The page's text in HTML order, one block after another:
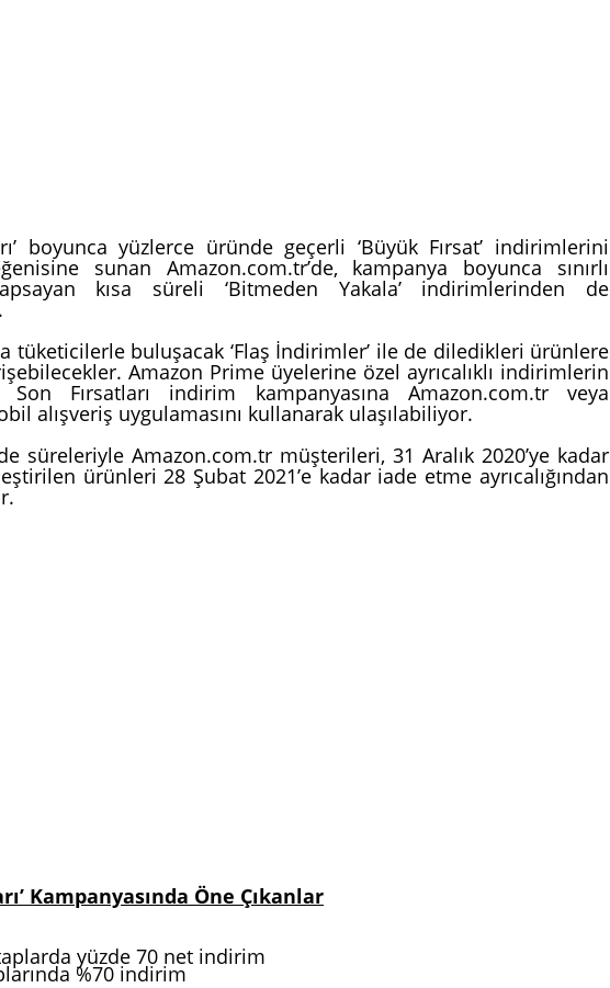
boyunca yüzlerce üründe geçerli ‘Büyük Fırsat’ indirimlerini
sunan Amazon.com.tr’de, kampanya boyunca sınırlı
kısa süreli ‘Bitmeden Yakala’ indirimlerinden de
tüketicilerle buluşacak ‘Flaş İndirimler’ ile de diledikleri ürünlere
Amazon Prime üyelerine özel ayrıcalıklı indirimlerin
Fırsatları indirim kampanyasına Amazon.com.tr veya
alışveriş uygulamasını kullanarak ulaşılabiliyor.
süreleriyle Amazon.com.tr müşterileri, 31 Aralık 2020’ye kadar
ürünleri 28 Şubat 2021’e kadar iade etme ayrıcalığından
Kampanyasında Öne Çıkanlar
yüzde 70 net indirim
%70 indirim